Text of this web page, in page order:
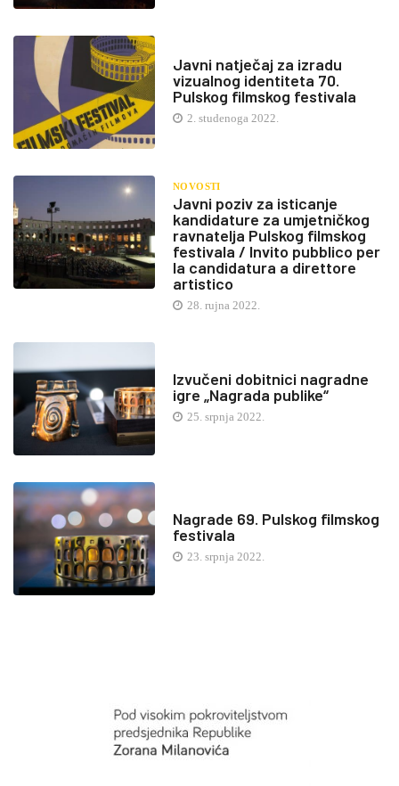
Javni natječaj za izradu
vizualnog identiteta 70.
Pulskog filmskog festivala
2. studenoga 2022.
NOVOSTI
Javni poziv za isticanje
kandidature za umjetničkog
ravnatelja Pulskog filmskog
festivala / Invito pubblico per
la candidatura a direttore
artistico
28. rujna 2022.
Izvučeni dobitnici nagradne
igre „Nagrada publike“
25. srpnja 2022.
Nagrade 69. Pulskog filmskog
festivala
23. srpnja 2022.